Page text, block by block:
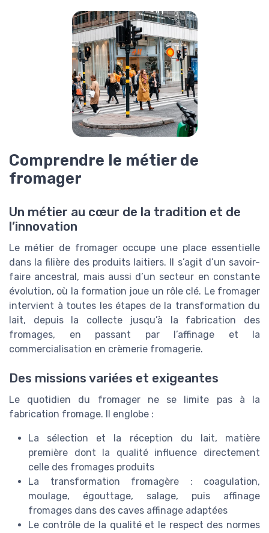
Comprendre le métier de
fromager
Un métier au cœur de la tradition et de
l’innovation
Le métier de fromager occupe une place essentielle
dans la filière des produits laitiers. Il s’agit d’un savoir-
faire ancestral, mais aussi d’un secteur en constante
évolution, où la formation joue un rôle clé. Le fromager
intervient à toutes les étapes de la transformation du
lait, depuis la collecte jusqu’à la fabrication des
fromages, en passant par l’affinage et la
commercialisation en crèmerie fromagerie.
Des missions variées et exigeantes
Le quotidien du fromager ne se limite pas à la
fabrication fromage. Il englobe :
La sélection et la réception du lait, matière
première dont la qualité influence directement
celle des fromages produits
La transformation fromagère : coagulation,
moulage, égouttage, salage, puis affinage
fromages dans des caves affinage adaptées
Le contrôle de la qualité et le respect des normes